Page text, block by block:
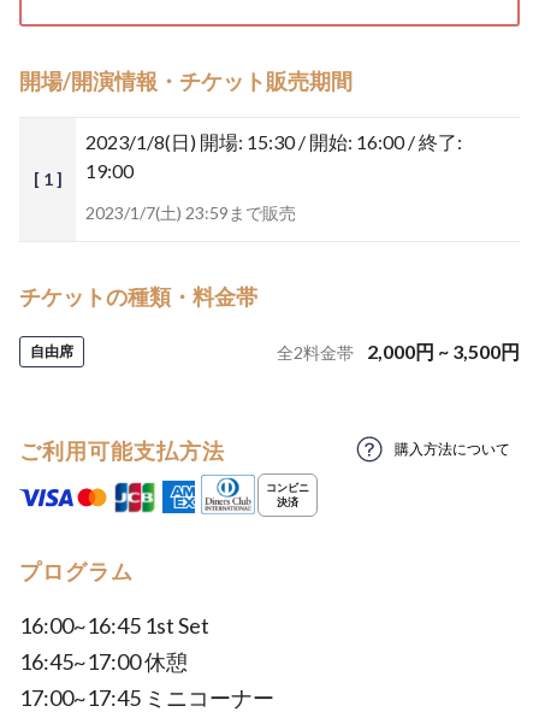
開場/開演情報・チケット販売期間
[ 1 ]
2023/1/8(日) 開場: 15:30 / 開始: 16:00 / 終了:
19:00
2023/1/7(土) 23:59まで販売
チケットの種類・料金帯
自由席 全2料金帯 2,000円 ~ 3,500円
ご利用可能支払方法 購入方法について
プログラム
16:00~16:45 1st Set
16:45~17:00 休憩
17:00~17:45 ミニコーナー